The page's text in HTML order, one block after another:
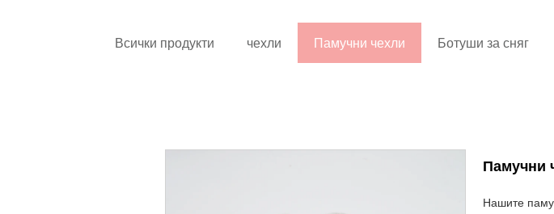
Всички продукти чехли Памучни чехли Ботуши за сняг
Памучни
Нашите